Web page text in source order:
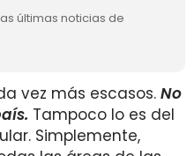
últimas noticias de
vez más escasos. No
Tampoco lo es del
Simplemente,